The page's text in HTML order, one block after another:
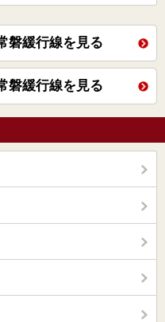
磐緩行線を見る
磐緩行線を見る